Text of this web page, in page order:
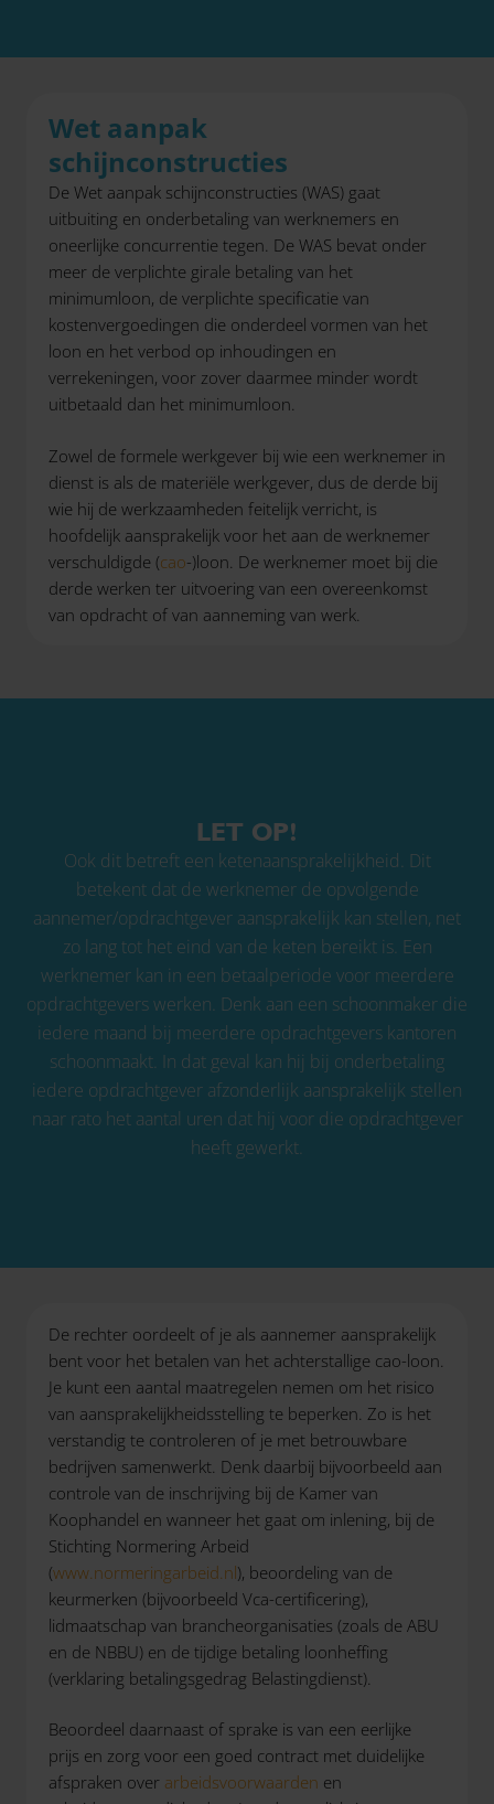
Wet aanpak
schijnconstructies
De Wet aanpak schijnconstructies (WAS) gaat
uitbuiting en onderbetaling van werknemers en
oneerlijke concurrentie tegen. De WAS bevat onder
meer de verplichte girale betaling van het
minimumloon, de verplichte specificatie van
kostenvergoedingen die onderdeel vormen van het
loon en het verbod op inhoudingen en
verrekeningen, voor zover daarmee minder wordt
uitbetaald dan het minimumloon.
Zowel de formele werkgever bij wie een werknemer in
dienst is als de materiële werkgever, dus de derde bij
wie hij de werkzaamheden feitelijk verricht, is
hoofdelijk aansprakelijk voor het aan de werknemer
verschuldigde (cao-)loon. De werknemer moet bij die
derde werken ter uitvoering van een overeenkomst
van opdracht of van aanneming van werk.
LET OP!
Ook dit betreft een ketenaansprakelijkheid. Dit
betekent dat de werknemer de opvolgende
aannemer/opdrachtgever aansprakelijk kan stellen, net
zo lang tot het eind van de keten bereikt is. Een
werknemer kan in een betaalperiode voor meerdere
opdrachtgevers werken. Denk aan een schoonmaker die
iedere maand bij meerdere opdrachtgevers kantoren
schoonmaakt. In dat geval kan hij bij onderbetaling
iedere opdrachtgever afzonderlijk aansprakelijk stellen
naar rato het aantal uren dat hij voor die opdrachtgever
heeft gewerkt.
De rechter oordeelt of je als aannemer aansprakelijk
bent voor het betalen van het achterstallige cao-loon.
Je kunt een aantal maatregelen nemen om het risico
van aansprakelijkheidsstelling te beperken. Zo is het
verstandig te controleren of je met betrouwbare
bedrijven samenwerkt. Denk daarbij bijvoorbeeld aan
controle van de inschrijving bij de Kamer van
Koophandel en wanneer het gaat om inlening, bij de
Stichting Normering Arbeid
(www.normeringarbeid.nl), beoordeling van de
keurmerken (bijvoorbeeld Vca-certificering),
lidmaatschap van brancheorganisaties (zoals de ABU
en de NBBU) en de tijdige betaling loonheffing
(verklaring betalingsgedrag Belastingdienst).
Beoordeel daarnaast of sprake is van een eerlijke
prijs en zorg voor een goed contract met duidelijke
afspraken over arbeidsvoorwaarden en